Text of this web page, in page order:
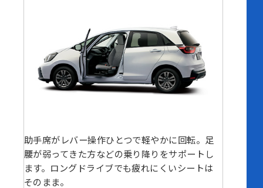
助手席がレバー操作ひとつで軽やかに回転。足
腰が弱ってきた方などの乗り降りをサポートし
ます。ロングドライブでも疲れにくいシートは
そのまま。